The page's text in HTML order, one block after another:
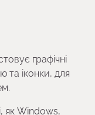
графічні
та іконки, для
як Windows,